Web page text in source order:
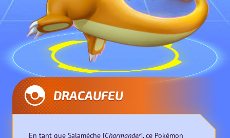
DRACAUFEU
En tant que Salamèche [Charmander], ce Pokémon